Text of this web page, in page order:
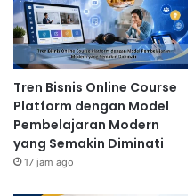
Tren Bisnis Online Course
Platform dengan Model
Pembelajaran Modern
yang Semakin Diminati
17 jam ago